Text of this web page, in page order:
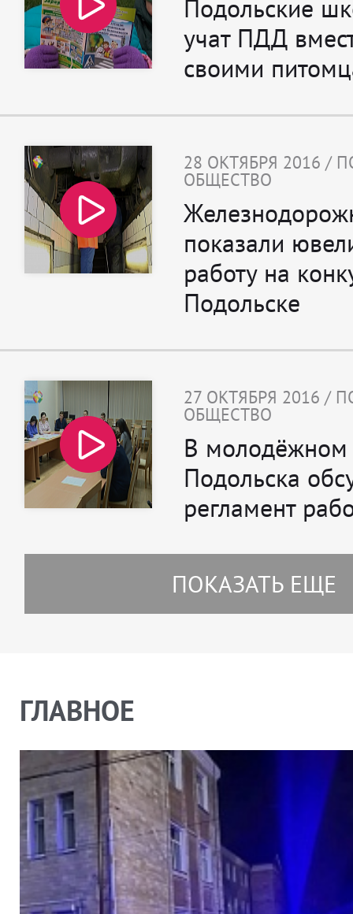
Подольские
учат ПДД
своими
28 ОКТЯБРЯ 2016 /
ОБЩЕСТВО
показали
работу на
Подольске
27 ОКТЯБРЯ 2016 /
ОБЩЕСТВО
В молодёжном
Подольска
регламент
ПОКАЗАТЬ ЕЩЕ
ГЛАВНОЕ